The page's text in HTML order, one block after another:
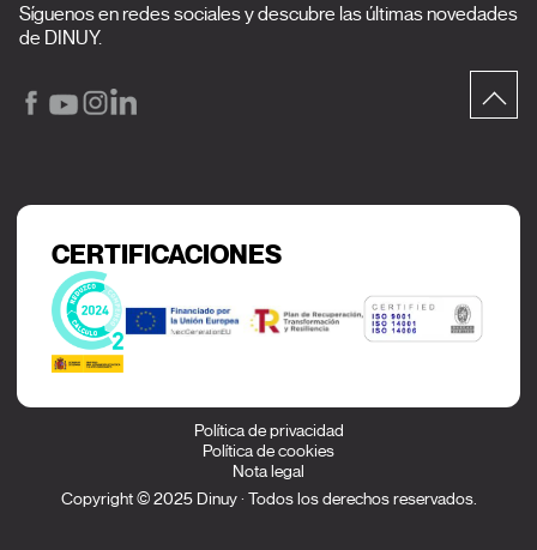
Síguenos en redes sociales y descubre las últimas novedades
de DINUY.
CERTIFICACIONES
Política de privacidad
Política de cookies
Nota legal
Copyright © 2025 Dinuy · Todos los derechos reservados.